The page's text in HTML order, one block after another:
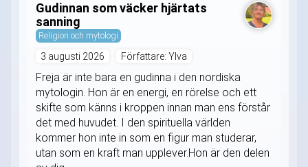
Gudinnan som väcker hjärtats
sanning
Religion och mytologi
3 augusti 2026 Författare: Ylva
Freja är inte bara en gudinna i den nordiska
mytologin. Hon är en energi, en rörelse och ett
skifte som känns i kroppen innan man ens förstår
det med huvudet. I den spirituella världen
kommer hon inte in som en figur man studerar,
utan som en kraft man upplever.Hon är den delen